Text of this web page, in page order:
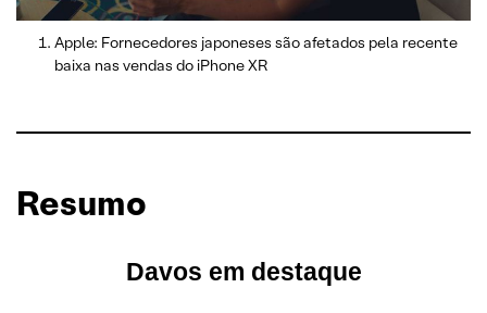
Apple: Fornecedores japoneses são afetados pela recente
baixa nas vendas do iPhone XR
Resumo
Davos em destaque